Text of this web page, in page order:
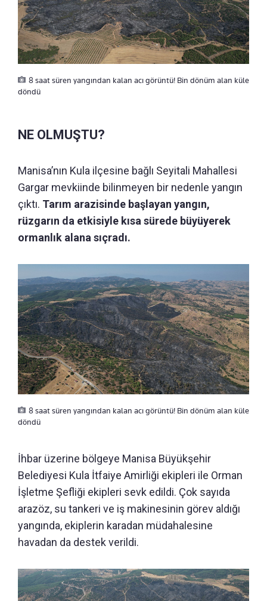
8 saat süren yangından kalan acı görüntü! Bin dönüm alan küle
döndü
NE OLMUŞTU?
Manisa’nın Kula ilçesine bağlı Seyitali Mahallesi
Gargar mevkiinde bilinmeyen bir nedenle yangın
çıktı. Tarım arazisinde başlayan yangın,
rüzgarın da etkisiyle kısa sürede büyüyerek
ormanlık alana sıçradı.
8 saat süren yangından kalan acı görüntü! Bin dönüm alan küle
döndü
İhbar üzerine bölgeye Manisa Büyükşehir
Belediyesi Kula İtfaiye Amirliği ekipleri ile Orman
İşletme Şefliği ekipleri sevk edildi. Çok sayıda
arazöz, su tankeri ve iş makinesinin görev aldığı
yangında, ekiplerin karadan müdahalesine
havadan da destek verildi.